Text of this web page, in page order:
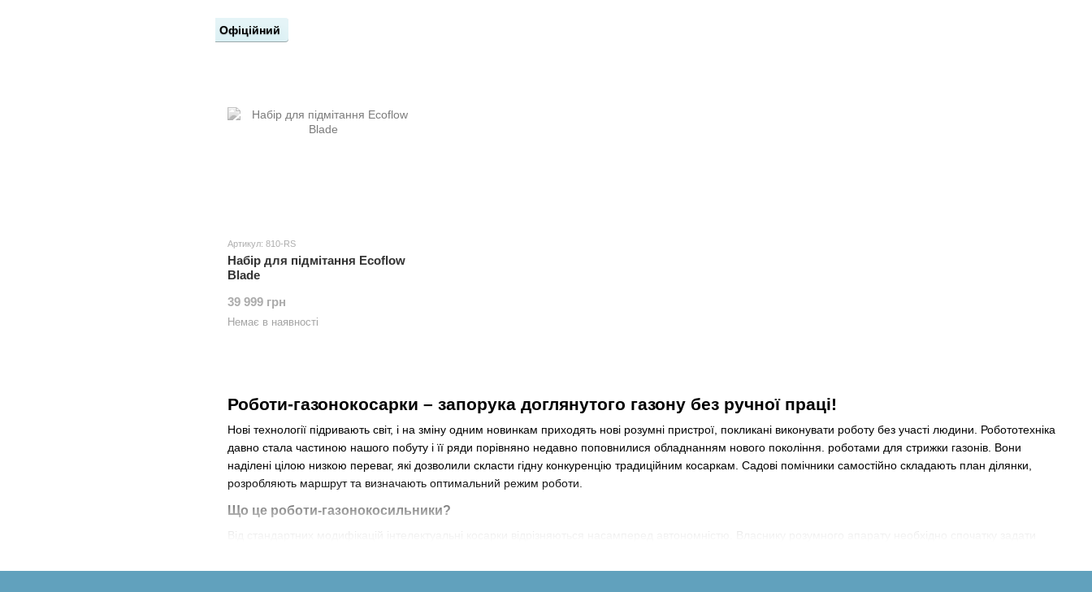
Роботи-газонокосарки – запорука доглянутого газону без ручної праці!
Нові технології підривають світ, і на зміну одним новинкам приходять нові розумні пристрої, покликані виконувати роботу без участі людини. Робототехніка
давно стала частиною нашого побуту і її ряди порівняно недавно поповнилися обладнанням нового покоління. роботами для стрижки газонів. Вони
наділені цілою низкою переваг, які дозволили скласти гідну конкуренцію традиційним косаркам. Садові помічники самостійно складають план ділянки,
розробляють маршрут та визначають оптимальний режим роботи.
Що це роботи-газонокосильники?
практично безшумно, не привертаючи до себе уваги. Власник цієї чудо-техніки на власний розсуд може перервати роботу пристрою або направити його в
Офіційний
Артикул: 810-RS
Набір для підмітання Ecoflow
Blade
39 999 грн
Немає в наявності